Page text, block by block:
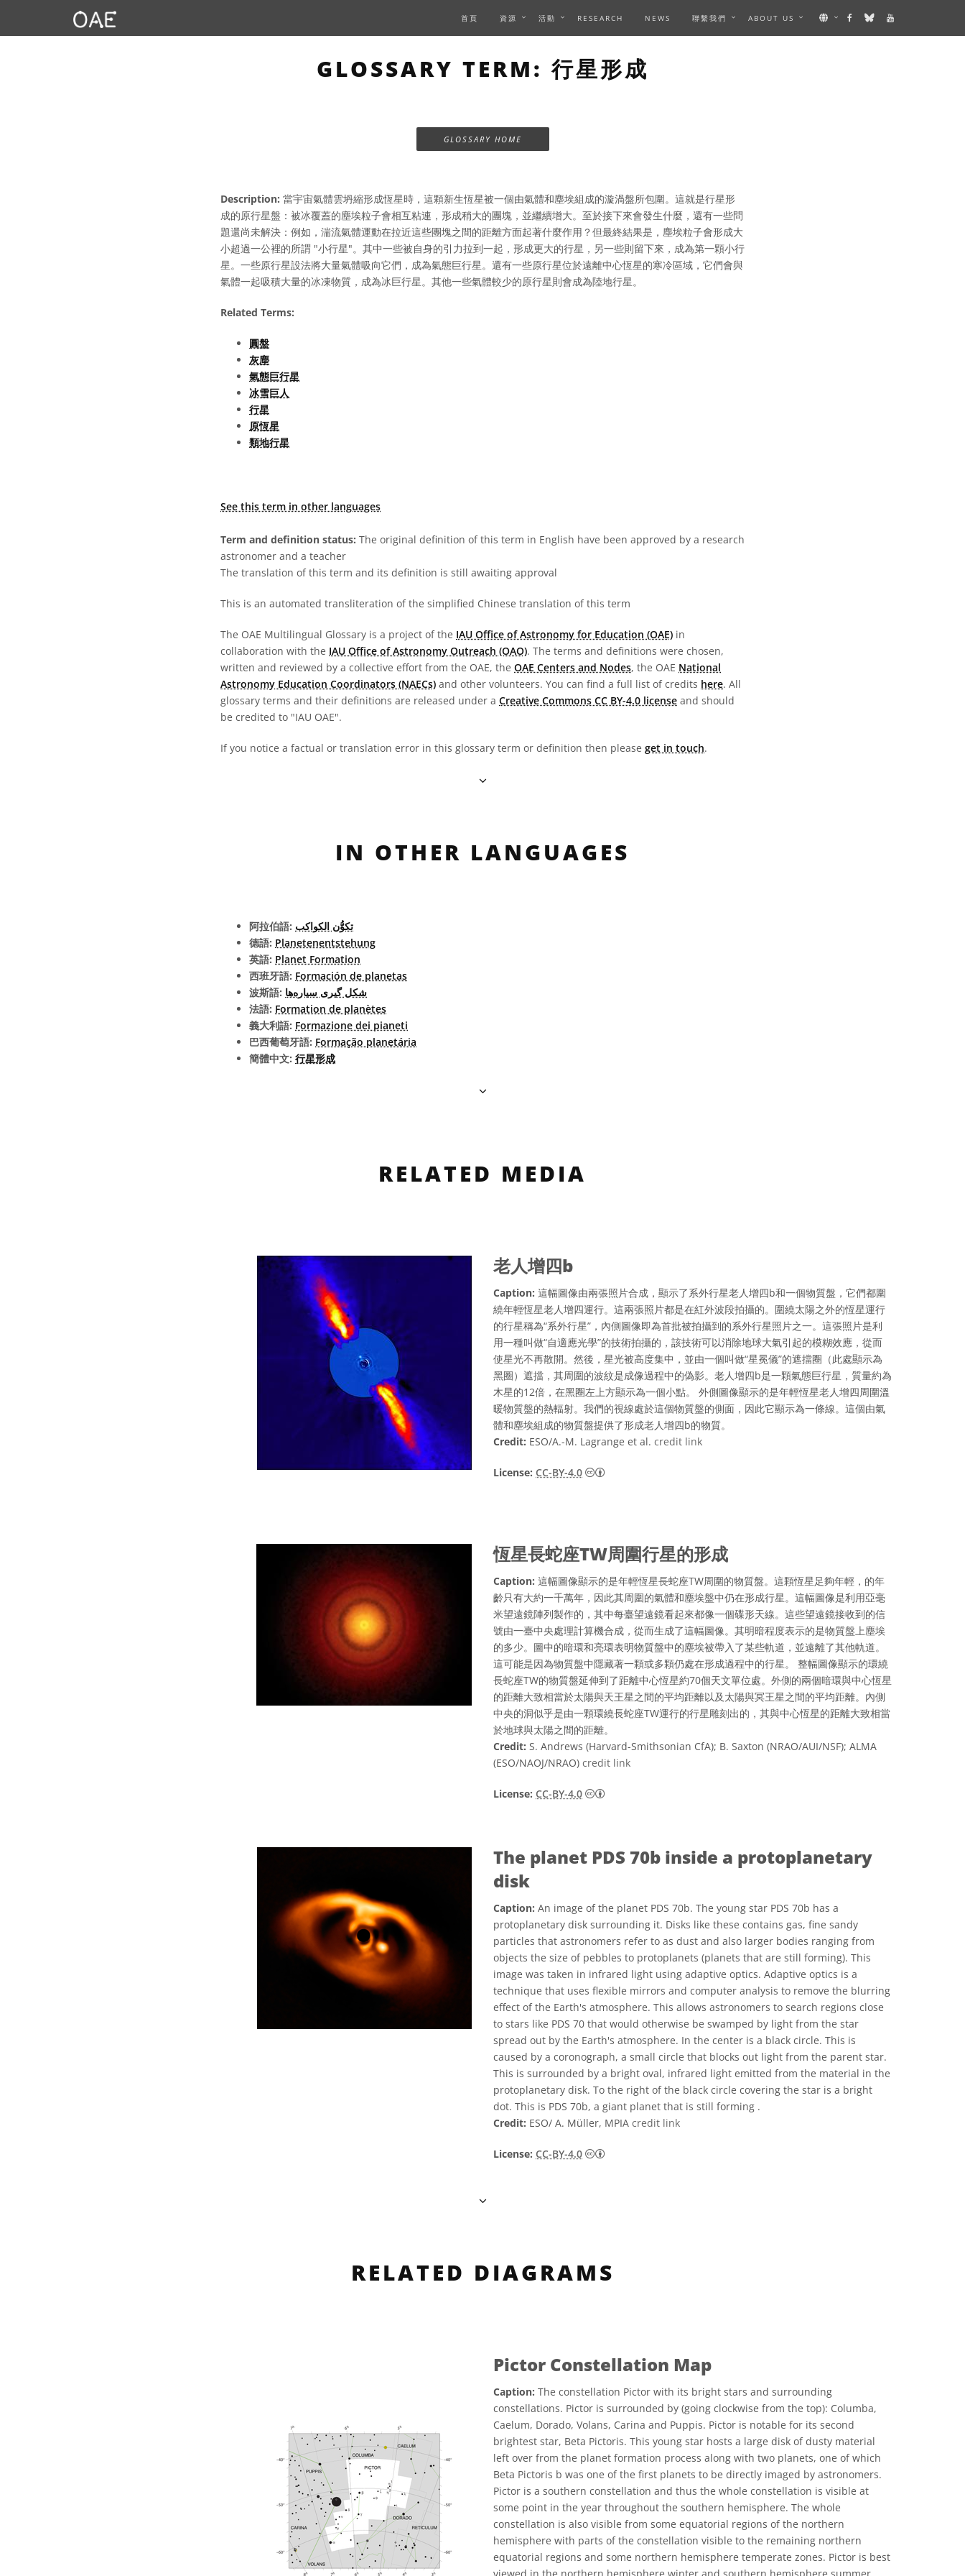
首頁 資源 活動 RESEARCH NEWS 聯繫我們 ABOUT US
GLOSSARY TERM: 行星形成
GLOSSARY HOME
Description: 當宇宙氣體雲坍縮形成恆星時，這顆新生恆星被一個由氣體和塵埃組成的漩渦盤所包圍。這就是行星形
成的原行星盤：被冰覆蓋的塵埃粒子會相互粘連，形成稍大的團塊，並繼續增大。至於接下來會發生什麼，還有一些問
題還尚未解決：例如，湍流氣體運動在拉近這些團塊之間的距離方面起著什麼作用？但最終結果是，塵埃粒子會形成大
小超過一公裡的所謂 "小行星"。其中一些被自身的引力拉到一起，形成更大的行星，另一些則留下來，成為第一顆小行
星。一些原行星設法將大量氣體吸向它們，成為氣態巨行星。還有一些原行星位於遠離中心恆星的寒冷區域，它們會與
氣體一起吸積大量的冰凍物質，成為冰巨行星。其他一些氣體較少的原行星則會成為陸地行星。
Related Terms:
圓盤
灰塵
氣態巨行星
冰雪巨人
行星
原恆星
類地行星
See this term in other languages
Term and definition status: The original definition of this term in English have been approved by a research
astronomer and a teacher
The translation of this term and its definition is still awaiting approval
This is an automated transliteration of the simplified Chinese translation of this term
The OAE Multilingual Glossary is a project of the IAU Office of Astronomy for Education (OAE) in
collaboration with the IAU Office of Astronomy Outreach (OAO). The terms and definitions were chosen,
written and reviewed by a collective effort from the OAE, the OAE Centers and Nodes, the OAE National
Astronomy Education Coordinators (NAECs) and other volunteers. You can find a full list of credits here. All
glossary terms and their definitions are released under a Creative Commons CC BY-4.0 license and should
be credited to "IAU OAE".
If you notice a factual or translation error in this glossary term or definition then please get in touch.
IN OTHER LANGUAGES
阿拉伯語: تكوُّن الكواكب
德語: Planetenentstehung
英語: Planet Formation
西班牙語: Formación de planetas
波斯語: شکل گیری سیاره‌ها
法語: Formation de planètes
義大利語: Formazione dei pianeti
巴西葡萄牙語: Formação planetária
簡體中文: 行星形成
RELATED MEDIA
老人增四b
Caption: 這幅圖像由兩張照片合成，顯示了系外行星老人增四b和一個物質盤，它們都圍
繞年輕恆星老人增四運行。這兩張照片都是在紅外波段拍攝的。圍繞太陽之外的恆星運行
的行星稱為“系外行星”，內側圖像即為首批被拍攝到的系外行星照片之一。這張照片是利
用一種叫做“自適應光學”的技術拍攝的，該技術可以消除地球大氣引起的模糊效應，從而
使星光不再散開。然後，星光被高度集中，並由一個叫做“星冕儀”的遮擋圈（此處顯示為
黑圈）遮擋，其周圍的波紋是成像過程中的偽影。老人增四b是一顆氣態巨行星，質量約為
木星的12倍，在黑圈左上方顯示為一個小點。 外側圖像顯示的是年輕恆星老人增四周圍溫
暖物質盤的熱輻射。我們的視線處於這個物質盤的側面，因此它顯示為一條線。這個由氣
體和塵埃組成的物質盤提供了形成老人增四b的物質。
Credit: ESO/A.-M. Lagrange et al. credit link
License: CC-BY-4.0 Creative Commons 姓名標示 4.0 國際 (CC BY 4.0) icons
恆星長蛇座TW周圍行星的形成
Caption: 這幅圖像顯示的是年輕恆星長蛇座TW周圍的物質盤。這顆恆星足夠年輕，的年
齡只有大約一千萬年，因此其周圍的氣體和塵埃盤中仍在形成行星。這幅圖像是利用亞毫
米望遠鏡陣列製作的，其中每臺望遠鏡看起來都像一個碟形天線。這些望遠鏡接收到的信
號由一臺中央處理計算機合成，從而生成了這幅圖像。其明暗程度表示的是物質盤上塵埃
的多少。圖中的暗環和亮環表明物質盤中的塵埃被帶入了某些軌道，並遠離了其他軌道。
這可能是因為物質盤中隱藏著一顆或多顆仍處在形成過程中的行星。 整幅圖像顯示的環繞
長蛇座TW的物質盤延伸到了距離中心恆星約70個天文單位處。外側的兩個暗環與中心恆星
的距離大致相當於太陽與天王星之間的平均距離以及太陽與冥王星之間的平均距離。內側
中央的洞似乎是由一顆環繞長蛇座TW運行的行星雕刻出的，其與中心恆星的距離大致相當
於地球與太陽之間的距離。
Credit: S. Andrews (Harvard-Smithsonian CfA); B. Saxton (NRAO/AUI/NSF); ALMA
(ESO/NAOJ/NRAO) credit link
License: CC-BY-4.0 Creative Commons 姓名標示 4.0 國際 (CC BY 4.0) icons
The planet PDS 70b inside a protoplanetary
disk
Caption: An image of the planet PDS 70b. The young star PDS 70b has a
protoplanetary disk surrounding it. Disks like these contains gas, fine sandy
particles that astronomers refer to as dust and also larger bodies ranging from
objects the size of pebbles to protoplanets (planets that are still forming). This
image was taken in infrared light using adaptive optics. Adaptive optics is a
technique that uses flexible mirrors and computer analysis to remove the blurring
effect of the Earth's atmosphere. This allows astronomers to search regions close
to stars like PDS 70 that would otherwise be swamped by light from the star
spread out by the Earth's atmosphere. In the center is a black circle. This is
caused by a coronograph, a small circle that blocks out light from the parent star.
This is surrounded by a bright oval, infrared light emitted from the material in the
protoplanetary disk. To the right of the black circle covering the star is a bright
dot. This is PDS 70b, a giant planet that is still forming .
Credit: ESO/ A. Müller, MPIA credit link
License: CC-BY-4.0 Creative Commons 姓名標示 4.0 國際 (CC BY 4.0) icons
RELATED DIAGRAMS
Pictor Constellation Map
Caption: The constellation Pictor with its bright stars and surrounding
constellations. Pictor is surrounded by (going clockwise from the top): Columba,
Caelum, Dorado, Volans, Carina and Puppis. Pictor is notable for its second
brightest star, Beta Pictoris. This young star hosts a large disk of dusty material
left over from the planet formation process along with two planets, one of which
Beta Pictoris b was one of the first planets to be directly imaged by astronomers.
Pictor is a southern constellation and thus the whole constellation is visible at
some point in the year throughout the southern hemisphere. The whole
constellation is also visible from some equatorial regions of the northern
hemisphere with parts of the constellation visible to the remaining northern
equatorial regions and some northern hemisphere temperate zones. Pictor is best